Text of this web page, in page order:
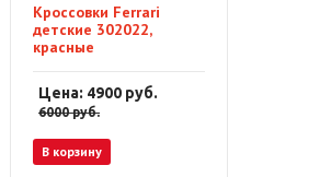
Кроссовки Ferrari
детские 302022,
красные
Цена: 4900 руб.
6000руб.
В корзину